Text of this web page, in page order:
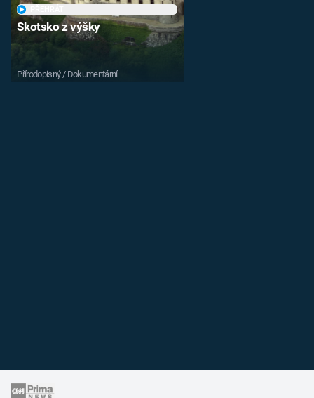
Skotsko z výšky
Přírodopisný / Dokumentární